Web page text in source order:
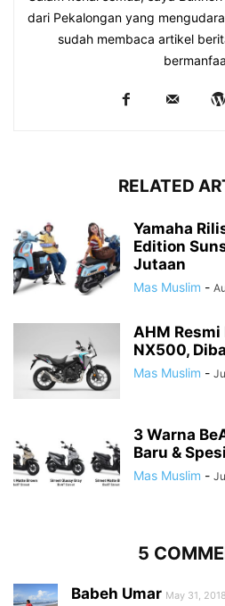
dari Pekalongan yang
sudah membaca artikel
RELATED
Yamaha
Edition
Jutaan
Mas Muslim -
AHM
NX500,
Mas Muslim -
3 Warna
Baru &
Mas Muslim -
5
Babeh Umar May 31,